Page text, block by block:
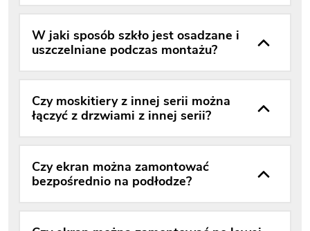
W jaki sposób szkło jest osadzane i
uszczelniane podczas montażu?
Czy moskitiery z innej serii można
łączyć z drzwiami z innej serii?
Czy ekran można zamontować
bezpośrednio na podłodze?